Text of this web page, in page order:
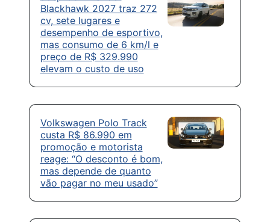
Blackhawk 2027 traz 272
cv, sete lugares e
desempenho de esportivo,
mas consumo de 6 km/l e
preço de R$ 329.990
elevam o custo de uso
Volkswagen Polo Track
custa R$ 86.990 em
promoção e motorista
reage: “O desconto é bom,
mas depende de quanto
vão pagar no meu usado”